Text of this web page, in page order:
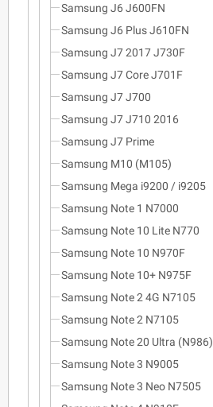
Samsung J6 J600FN
Samsung J6 Plus J610FN
Samsung J7 2017 J730F
Samsung J7 Core J701F
Samsung J7 J700
Samsung J7 J710 2016
Samsung J7 Prime
Samsung M10 (M105)
Samsung Mega i9200 / i9205
Samsung Note 1 N7000
Samsung Note 10 Lite N770
Samsung Note 10 N970F
Samsung Note 10+ N975F
Samsung Note 2 4G N7105
Samsung Note 2 N7105
Samsung Note 20 Ultra (N986)
Samsung Note 3 N9005
Samsung Note 3 Neo N7505